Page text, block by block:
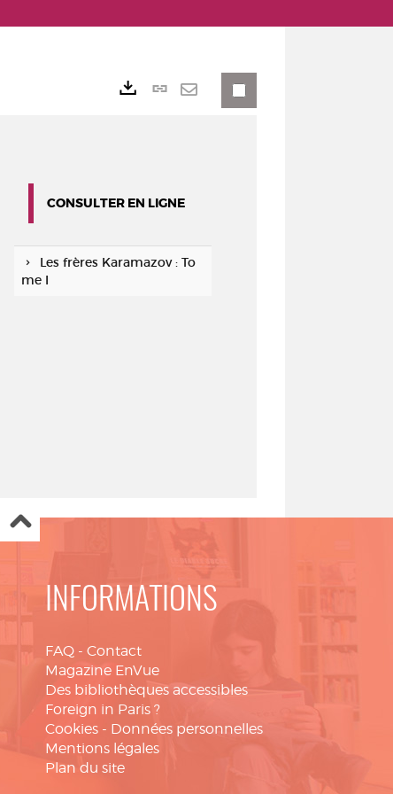
Lien
CONSULTER EN LIGNE
Les frères Karamazov : To
me I
INFORMATIONS
FAQ - Contact
Magazine EnVue
Des bibliothèques accessibles
Foreign in Paris ?
Cookies - Données personnelles
Mentions légales
Plan du site